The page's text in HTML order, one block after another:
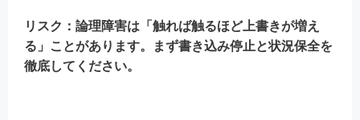
リスク：論理障害は「触れば触るほど上書きが増え
る」ことがあります。まず書き込み停止と状況保全を
徹底してください。